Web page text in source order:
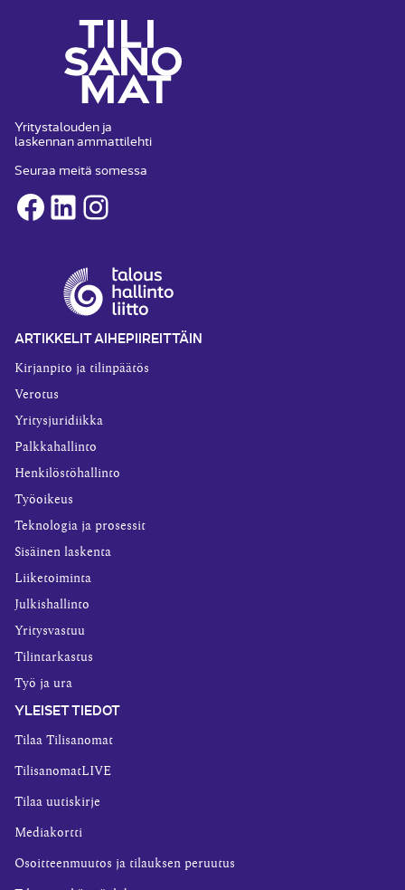
Yritystalouden ja
laskennan ammattilehti
Seuraa meitä somessa
Facebook
LinkedInInstagram
ARTIKKELIT AIHEPIIREITTÄIN
Kirjanpito ja tilinpäätös
Verotus
Yritysjuridiikka
Palkkahallinto
Henkilöstöhallinto
Työoikeus
Teknologia ja prosessit
Sisäinen laskenta
Liiketoiminta
Julkishallinto
Yritysvastuu
Tilintarkastus
Työ ja ura
YLEISET TIEDOT
Tilaa Tilisanomat
TilisanomatLIVE
Tilaa uutiskirje
Mediakortti
Osoitteenmuutos ja tilauksen peruutus